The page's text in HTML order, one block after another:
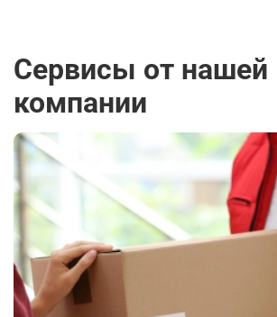
Сервисы от нашей
компании